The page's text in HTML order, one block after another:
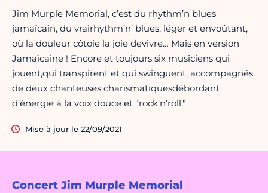
Concert Jim Murple Memorial
Jim Murple Memorial, c’est du rhythm’n blues
jamaïcain, du vrairhythm’n’ blues, léger et envoûtant,
où la douleur côtoie la joie devivre… Mais en version
Jamaïcaine ! Encore et toujours six musiciens qui
jouent,qui transpirent et qui swinguent, accompagnés
de deux chanteuses charismatiquesdébordant
d’énergie à la voix douce et "rock’n’roll."
Mise à jour le 22/09/2021